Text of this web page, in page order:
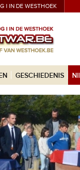
I IN DE WESTHOEK
GESCHIEDENIS